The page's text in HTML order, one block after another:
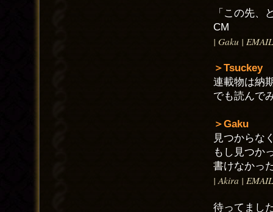
「この先
CM
| Gaku |
＞Tsuckey
連載物は納
でも読んで
＞Gaku
見つからな
もし見つか
書けなかっ
| Akira |
待ってまし